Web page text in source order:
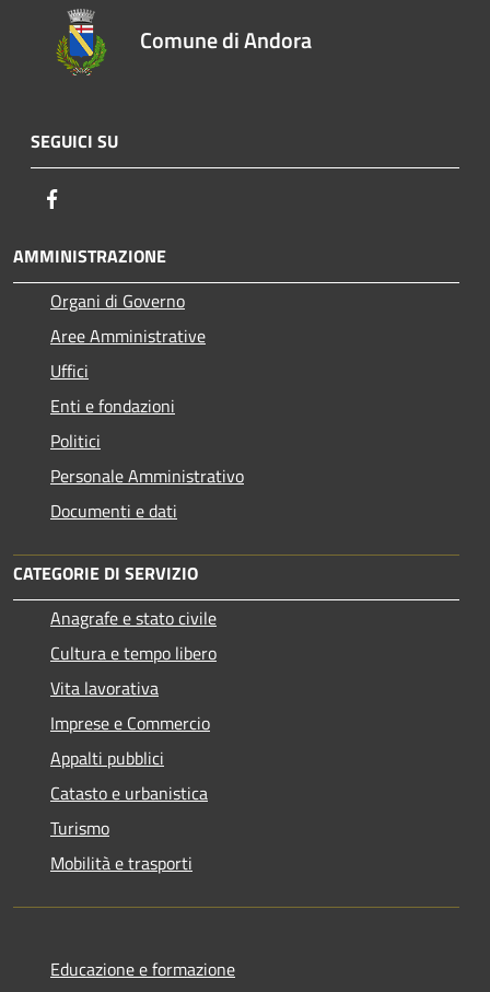
Comune di Andora
SEGUICI SU
AMMINISTRAZIONE
Organi di Governo
Aree Amministrative
Uffici
Enti e fondazioni
Politici
Personale Amministrativo
Documenti e dati
CATEGORIE DI SERVIZIO
Anagrafe e stato civile
Cultura e tempo libero
Vita lavorativa
Imprese e Commercio
Appalti pubblici
Catasto e urbanistica
Turismo
Mobilità e trasporti
Educazione e formazione